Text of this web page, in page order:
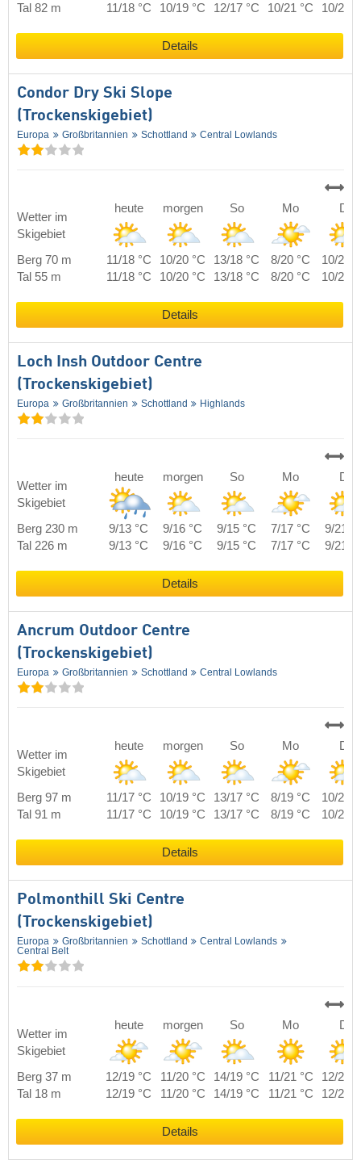
Tal 82 m
11/18 °C 10/19 °C 12/17 °C 10/21 °C 10/24
Details
Condor Dry Ski Slope
(Trockenskigebiet)
Europa Großbritannien Schottland Central Lowlands
Wetter im
Skigebiet
heute morgen So Mo Di
Berg 70 m 11/18 °C 10/20 °C 13/18 °C 8/20 °C
10/22
Tal 55 m
11/18 °C 10/20 °C 13/18 °C 8/20 °C 10/22
Details
Loch Insh Outdoor Centre
(Trockenskigebiet)
Europa Großbritannien Schottland Highlands
Wetter im
Skigebiet
heute morgen So Mo Di
Berg 230 m 9/13 °C 9/16 °C 9/15 °C 7/17 °C
9/21
Tal 226 m
9/13 °C 9/16 °C 9/15 °C 7/17 °C 9/21
Details
Ancrum Outdoor Centre
(Trockenskigebiet)
Europa Großbritannien Schottland Central Lowlands
Wetter im
Skigebiet
heute morgen So Mo Di
Berg 97 m 11/17 °C 10/19 °C 13/17 °C 8/19 °C
10/21
Tal 91 m
11/17 °C 10/19 °C 13/17 °C 8/19 °C 10/21
Details
Polmonthill Ski Centre
(Trockenskigebiet)
Europa Großbritannien Schottland
Central Lowlands
Central Belt
Wetter im
Skigebiet
heute morgen So Mo Di
Berg 37 m 12/19 °C 11/20 °C 14/19 °C 11/21 °C
12/21
Tal 18 m
12/19 °C 11/20 °C 14/19 °C 11/21 °C 12/21
Details